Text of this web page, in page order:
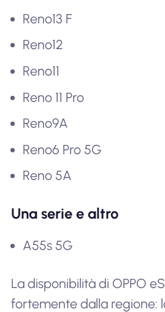
Reno13 F
Reno12
Reno11
Reno 11 Pro
Reno9A
Reno6 Pro 5G
Reno 5A
Una serie e altro
A55s 5G
La disponibilità di OPPO
fortemente dalla regione: